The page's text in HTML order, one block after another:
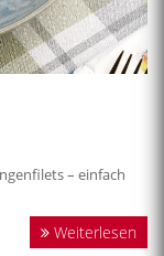
– einfach
Weiterlesen